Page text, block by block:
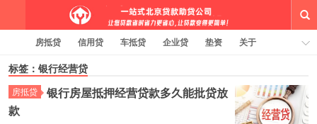
一站式北京贷款助贷钱云路博客
房抵贷 信用贷 车抵贷 企业贷 垫资 关于
线上贷款大纲
标签：银行经营贷
房抵贷
银行房屋抵押经营贷款多久能批贷放
款